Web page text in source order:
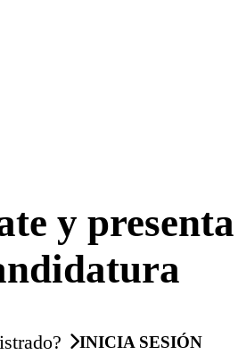
y presenta
INICIA SESIÓN